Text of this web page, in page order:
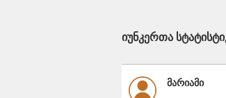
იუნკერთა
მარიამი